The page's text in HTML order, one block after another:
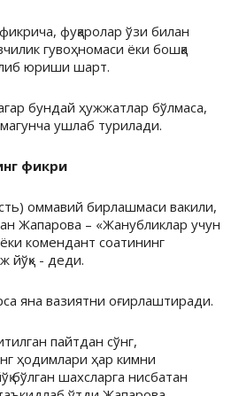
фуқаролар ўзи билан
гувоҳномаси ёки бошқа
юриши шарт.
бундай ҳужжатлар бўлмаса,
ушлаб турилади.
фикри
оммавий бирлашмаси вакили,
Жапарова – «Жанубликлар учун
комендант соатининг
йўқ» - деди.
яна вазиятни оғирлаштиради.
пайтдан сўнг,
ҳодимлари ҳар кимни
бўлган шахсларга нисбатан